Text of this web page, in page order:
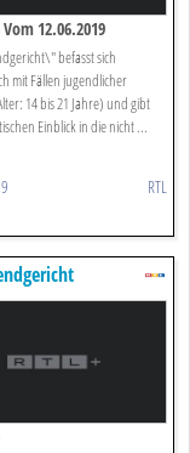
Vom 12.06.2019
befasst sich
mit Fällen jugendlicher
14 bis 21 Jahre) und gibt
Einblick in die nicht ...
RTL